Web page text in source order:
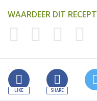
WAARDEER DIT RECEPT